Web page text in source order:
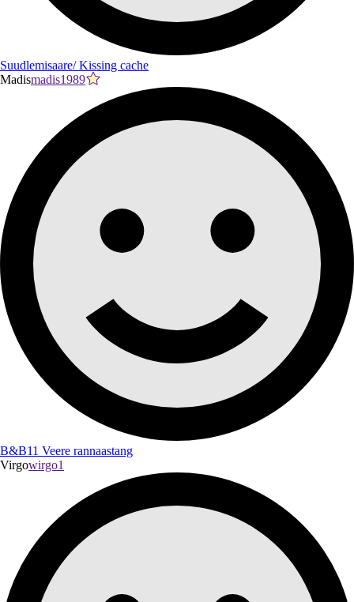
Suudlemisaare/ Kissing cache
Madismadis1989
B&B11 Veere rannaastang
Virgowirgo1